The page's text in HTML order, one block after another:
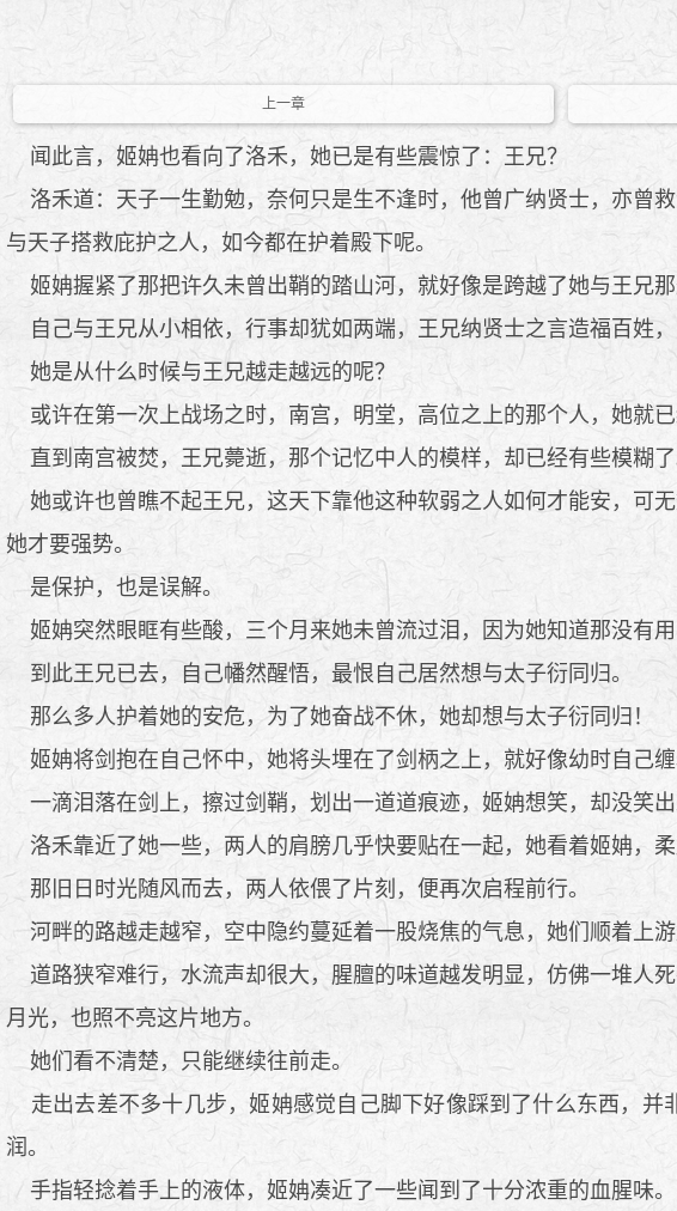
上一章
闻此言，姬姌也看向了洛禾，她已是有些震惊了：王兄？
洛禾道：天子一生勤勉，奈何只是生不逢时，他曾广纳贤士，亦曾
与天子搭救庇护之人，如今都在护着殿下呢。
姬姌握紧了那把许久未曾出鞘的踏山河，就好像是跨越了她与王兄那
自己与王兄从小相依，行事却犹如两端，王兄纳贤士之言造福百姓，
她是从什么时候与王兄越走越远的呢？
或许在第一次上战场之时，南宫，明堂，高位之上的那个人，她就已
直到南宫被焚，王兄薨逝，那个记忆中人的模样，却已经有些模糊了
她或许也曾瞧不起王兄，这天下靠他这种软弱之人如何才能安，可
她才要强势。
是保护，也是误解。
姬姌突然眼眶有些酸，三个月来她未曾流过泪，因为她知道那没有
到此王兄已去，自己幡然醒悟，最恨自己居然想与太子衍同归。
那么多人护着她的安危，为了她奋战不休，她却想与太子衍同归！
姬姌将剑抱在自己怀中，她将头埋在了剑柄之上，就好像幼时自己缠
一滴泪落在剑上，擦过剑鞘，划出一道道痕迹，姬姌想笑，却没笑
洛禾靠近了她一些，两人的肩膀几乎快要贴在一起，她看着姬姌，柔
那旧日时光随风而去，两人依偎了片刻，便再次启程前行。
河畔的路越走越窄，空中隐约蔓延着一股烧焦的气息，她们顺着上
道路狭窄难行，水流声却很大，腥膻的味道越发明显，仿佛一堆人
月光，也照不亮这片地方。
她们看不清楚，只能继续往前走。
走出去差不多十几步，姬姌感觉自己脚下好像踩到了什么东西，并
润。
手指轻捻着手上的液体，姬姌凑近了一些闻到了十分浓重的血腥味。